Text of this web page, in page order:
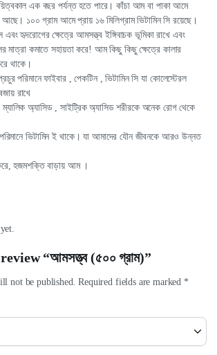
এক বছর পর্যন্ত হতে পারে। কাঁচা আম বা পাকা আমে
আছে। ১০০ গ্রাম আমে প্রায় ১৬ মিলিগ্রাম ভিটামিন সি রয়েছে।
এবং হৃদরােগের ক্ষেত্রে আমসত্ত্ব ইঙ্গিবাচক ভূমিকা রাখে এবং
মাত্রা কমাতে সহায়তা করে! আম কিছু কিছু ক্ষেত্রে কালার
থাকে।
পরিমানে ফাইবার , পেকটিন , ভিটামিন সি যা কোলেস্টেরল
রাখে
ম্যালিক অ্যাসিড , সাইট্রিক অ্যাসিড শরীরকে অনেক রোগ থেকে
ভিটামিন ই থাকে। যা আমাদের যৌন জীবনকে আরও উন্নত
হজমশক্তি বাড়ায় আম ।
“আমসত্ত্ব (৫০০ গ্রাম)”
not be published. Required fields are marked *